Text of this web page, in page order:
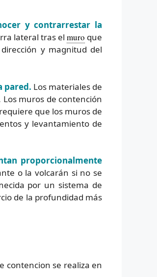
y contrarrestar la
lateral tras el muro que
y magnitud del
pared. Los materiales de
muros de contención
que los muros de
y levantamiento de
proporcionalmente
o la volcarán si no se
por un sistema de
de la profundidad más
contencion se realiza en